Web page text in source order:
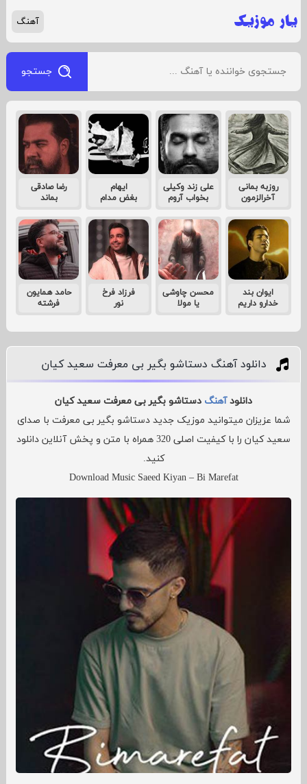
آهنگ
جستجو
روزبه بمانی
آخرالزمون
علی زند وکیلی
بخواب آروم
ایهام
بغض مدام
رضا صادقی
بماند
ایوان بند
خدارو داریم
محسن چاوشی
یا مولا
فرزاد فرخ
نور
حامد همایون
فرشته
دانلود آهنگ دستاشو بگیر بی معرفت سعید کیان
دانلودآهنگ دستاشو بگیر بی معرفت سعید کیان
شما عزیزان میتوانید موزیک جدید دستاشو بگیر بی معرفت با صدای
سعید کیان را با کیفیت اصلی 320 همراه با متن و پخش آنلاین دانلود
کنید.
Download Music Saeed Kiyan – Bi Marefat